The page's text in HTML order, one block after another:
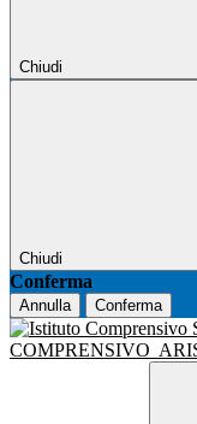
Chiudi
Chiudi
Conferma
Annulla Conferma
COMPRENSIVO